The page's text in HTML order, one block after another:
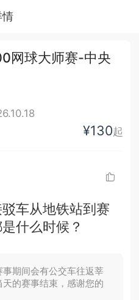
情
网球大师赛-中央
¥130起
车从地铁站到赛
什么时候？
期间会有公交车往返莘
的赛事结束，感谢您的